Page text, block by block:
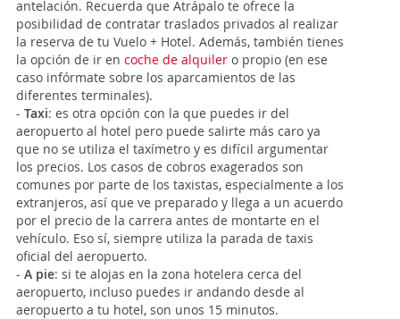
antelación. Recuerda que Atrápalo te ofrece la
posibilidad de contratar traslados privados al realizar
la reserva de tu Vuelo + Hotel. Además, también tienes
la opción de ir en coche de alquiler o propio (en ese
caso infórmate sobre los aparcamientos de las
diferentes terminales).
- Taxi: es otra opción con la que puedes ir del
aeropuerto al hotel pero puede salirte más caro ya
que no se utiliza el taxímetro y es difícil argumentar
los precios. Los casos de cobros exagerados son
comunes por parte de los taxistas, especialmente a los
extranjeros, así que ve preparado y llega a un acuerdo
por el precio de la carrera antes de montarte en el
vehículo. Eso sí, siempre utiliza la parada de taxis
oficial del aeropuerto.
- A pie: si te alojas en la zona hotelera cerca del
aeropuerto, incluso puedes ir andando desde al
aeropuerto a tu hotel, son unos 15 minutos.